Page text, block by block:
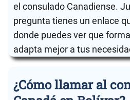
el consulado Canadiense.
pregunta tienes un enlace
donde puedes ver que
adapta mejor a tus
¿Cómo llamar al